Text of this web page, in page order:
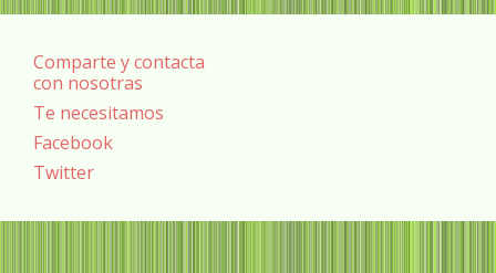
Comparte y contacta
con nosotras
Te necesitamos
Facebook
Twitter